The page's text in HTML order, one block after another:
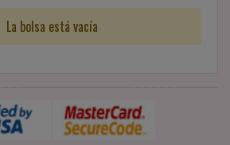
La bolsa está vacía